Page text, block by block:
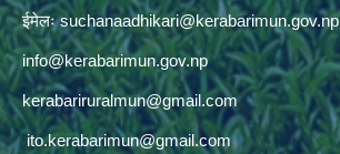
ईमेलःsuchanaadhikari@kerabarimun.gov.np
info@kerabarimun.gov.np
kerabariruralmun@gmail.com
ito.kerabarimun@gmail.com